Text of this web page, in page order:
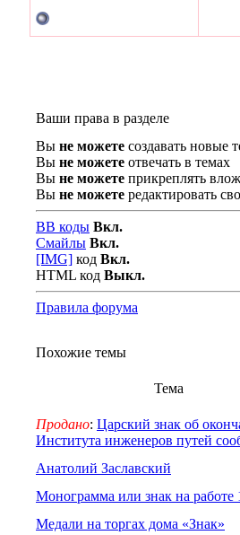
Ваши права в разделе
Вы не можете создавать новые
Вы не можете отвечать в темах
Вы не можете прикреплять
Вы не можете редактировать
BB коды Вкл.
Смайлы Вкл.
[IMG] код Вкл.
HTML код Выкл.
Правила форума
Похожие темы
Тема
Продано: Царский знак об
Института инженеров путей
Анатолий Заславский
Монограмма или знак на работе
Медали на торгах дома «Знак»